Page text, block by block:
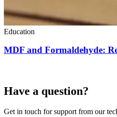
Education
MDF and Formaldehyde:
Have a question?
Get in touch for support from our